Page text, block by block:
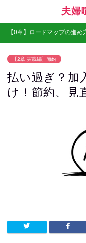
夫婦
【0章】ロードマップの進め
【2章 実践編】節約
払い過ぎ？加
け！節約、見